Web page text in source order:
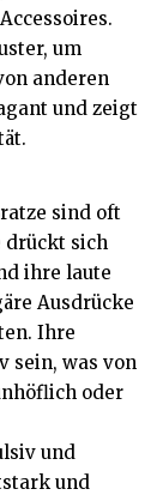
um
anderen
und zeigt
sind oft
drückt sich
ihre laute
Ausdrücke
Ihre
sein, was von
oder
und
und